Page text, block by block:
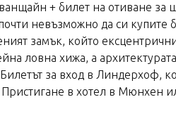
+ билет на отиване
невъзможно да си
замък, който
ловна хижа, а
за вход в Линдерхоф,
в хотел в Мюнхен